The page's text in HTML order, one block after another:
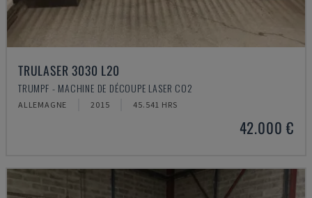
TRULASER 3030 L20
TRUMPF - MACHINE DE DÉCOUPE LASER CO2
ALLEMAGNE 2015 45.541 HRS
42.000 €